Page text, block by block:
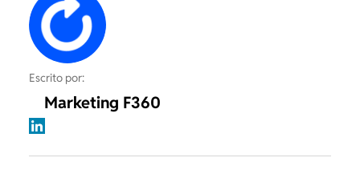
Escrito por:
Marketing F360